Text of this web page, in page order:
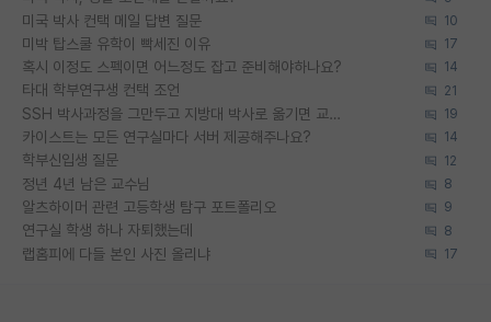
미국 박사 컨택 메일 답변 질문 10
미박 탑스쿨 유학이 빡세진 이유 17
혹시 이정도 스펙이면 어느정도 잡고 준비해야하나요? 14
타대 학부연구생 컨택 조언 21
SSH 박사과정을 그만두고 지방대 박사로 옮기면 교수의 꿈은 끝일까요? 19
카이스트는 모든 연구실마다 서버 제공해주나요? 14
학부신입생 질문 12
정년 4년 남은 교수님 8
알츠하이머 관련 고등학생 탐구 포트폴리오 9
연구실 학생 하나 자퇴했는데 8
랩홈피에 다들 본인 사진 올리냐 17